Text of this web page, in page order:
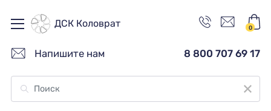
ДСК Коловрат 0
Напишите нам 8 800 707 69 17